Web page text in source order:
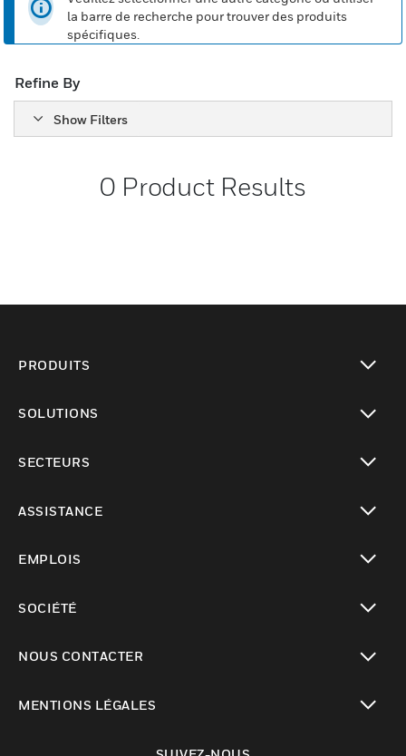
la barre de recherche pour trouver des produits
spécifiques.
Refine By
Show Filters
0 Product Results
PRODUITS
SOLUTIONS
SECTEURS
ASSISTANCE
EMPLOIS
SOCIÉTÉ
NOUS CONTACTER
MENTIONS LÉGALES